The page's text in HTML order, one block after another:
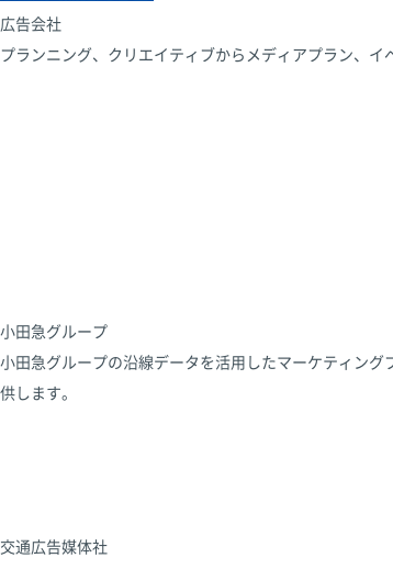
広告会社
プランニング、クリエイティブからメディアプラン、
小田急グループ
小田急グループの沿線データを活用したマーケティン
供します。
交通広告媒体社